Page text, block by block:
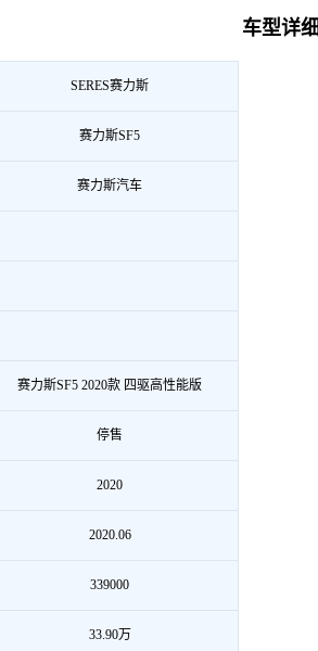
车型详
SERES赛力斯
赛力斯SF5
赛力斯汽车
赛力斯SF5 2020款 四驱高性能版
停售
2020
2020.06
339000
33.90万